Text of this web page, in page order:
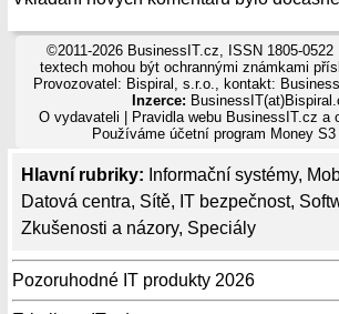
Hlavní rubriky: Informační systémy,
Datová centra, Sítě, IT bezpečnost,
Zkušenosti a názory, Speciály
Pozoruhodné IT produkty 2026
©2011-2026 BusinessIT.cz, ISSN 1805-
textech mohou být ochrannými známkami
Provozovatel: Bispiral, s.r.o., kontakt:
Inzerce:
O vydavateli
Pravidla webu BusinessIT.cz a
Používámeúčetní program Money S3